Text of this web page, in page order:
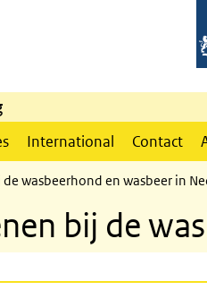
International Contact
wasbeerhond en wasbeer in
bij de